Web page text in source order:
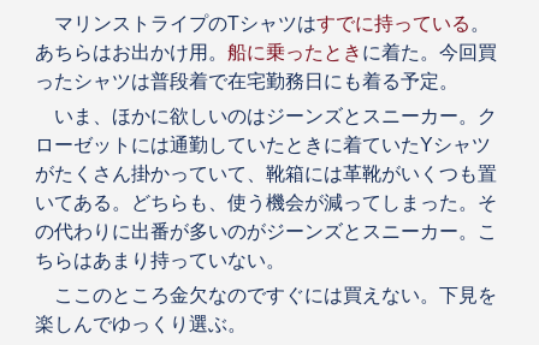
マリンストライプのTシャツはすでに持っている 。
あちらはお出かけ用。 船に乗ったとき に着た。今回買
ったシャツは普段着で在宅勤務日にも着る予定。
いま、ほかに欲しいのはジーンズとスニーカー。ク
ローゼットには通勤していたときに着ていたYシャツ
がたくさん掛かっていて、靴箱には革靴がいくつも置
いてある。どちらも、使う機会が減ってしまった。そ
の代わりに出番が多いのがジーンズとスニーカー。こ
ちらはあまり持っていない。
ここのところ金欠なのですぐには買えない。下見を
楽しんでゆっくり選ぶ。